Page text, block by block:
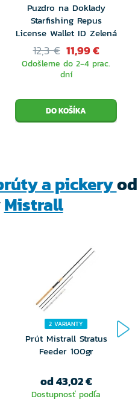
Puzdro na Doklady
Starfishing Repus
License Wallet ID Zelená
12,3 € 11,99 €
Odošleme do 2-4 prac.
dní
a pickeryod
Mistrall
2 VARIANTY
Prút Mistrall Stratus
Feeder 100gr
od 43,02 €
Dostupnosť podľa